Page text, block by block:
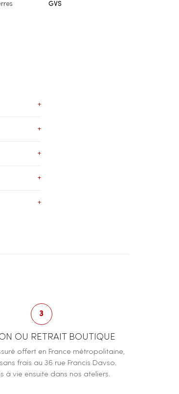
GVS
+
+
+
+
+
3
OU RETRAIT BOUTIQUE
offert en France métropolitaine,
frais au 36 rue Francis Davso.
à vie ensuite dans nos ateliers.